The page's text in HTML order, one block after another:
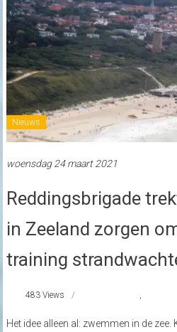
Nieuws
woensdag 24 maart 2021
Reddingsbrigade
in Zeeland zorgen
training
483 Views ,
Het idee alleen al: zwemmen in de